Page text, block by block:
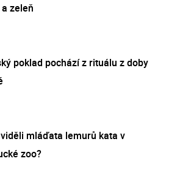
zeleň
poklad pochází z rituálu z doby
mláďata lemurů kata v
zoo?